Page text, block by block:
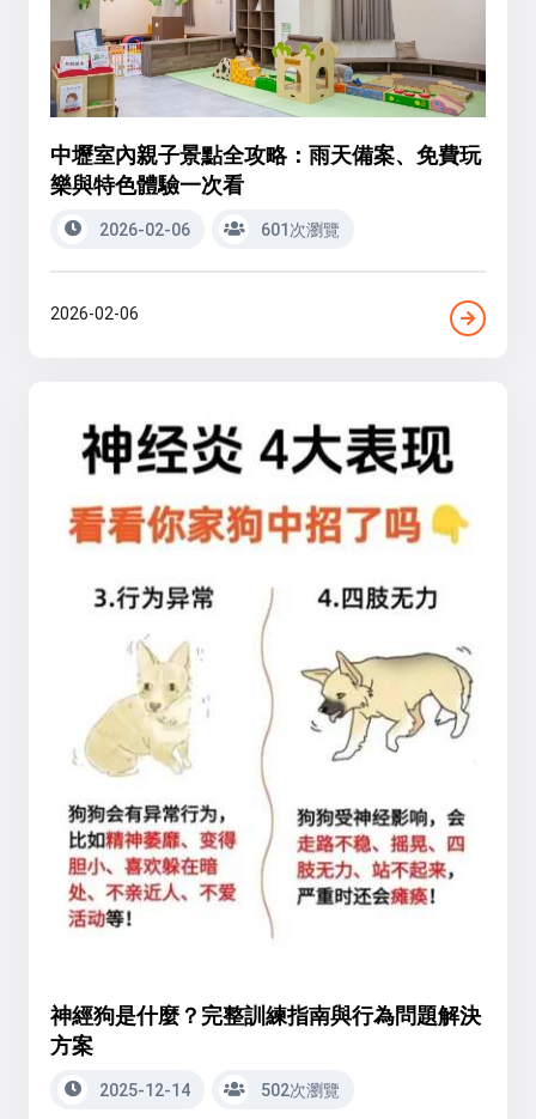
中壢室內親子景點全攻略：雨天備案、免費玩
樂與特色體驗一次看
2026-02-06 601次瀏覽
2026-02-06
神經狗是什麼？完整訓練指南與行為問題解決
方案
2025-12-14 502次瀏覽